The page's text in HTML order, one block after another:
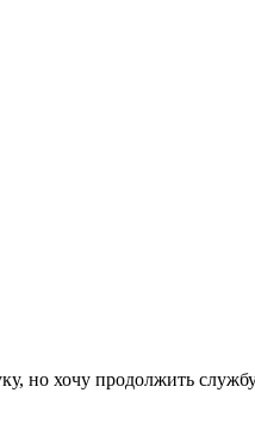
но хочу продолжить